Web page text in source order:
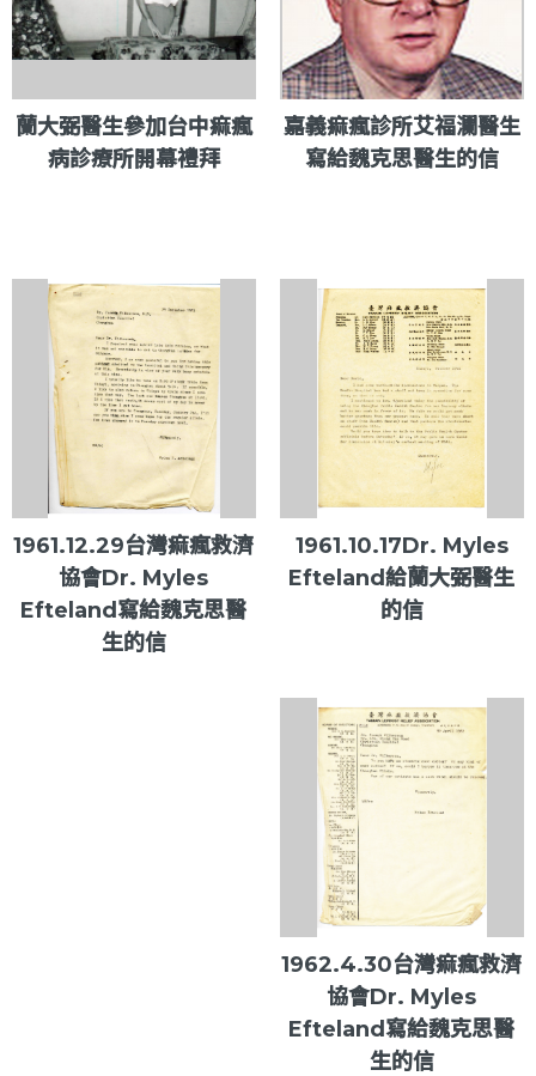
蘭大弼醫生參加台中痲瘋
病診療所開幕禮拜
嘉義痲瘋診所艾福瀾醫生
寫給魏克思醫生的信
1961.12.29台灣痲瘋救濟
協會Dr. Myles
Efteland寫給魏克思醫
生的信
1961.10.17Dr. Myles
Efteland給蘭大弼醫生
的信
1962.4.30台灣痲瘋救濟
協會Dr. Myles
Efteland寫給魏克思醫
生的信